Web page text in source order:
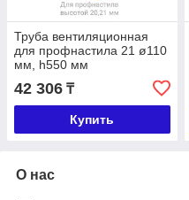
Труба вентиляционная
для профнастила 21 ø110
мм, h550 мм
42 306 ₸
Купить
О нас